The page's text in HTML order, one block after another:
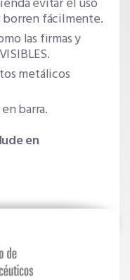
fácilmente.
las firmas y
metálicos
barra.
en